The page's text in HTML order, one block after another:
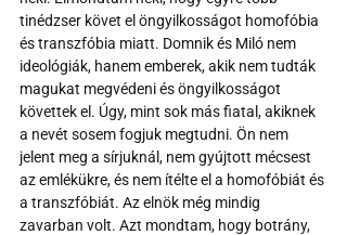
tinédzser követ el öngyilkosságot homofóbia
és transzfóbia miatt. Domnik és Miló nem
ideológiák, hanem emberek, akik nem tudták
magukat megvédeni és öngyilkosságot
követtek el. Úgy, mint sok más fiatal, akiknek
a nevét sosem fogjuk megtudni. Ön nem
jelent meg a sírjuknál, nem gyújtott mécsest
az emlékükre, és nem ítélte el a homofóbiát és
a transzfóbiát. Az elnök még mindig
zavarban volt. Azt mondtam, hogy botrány,